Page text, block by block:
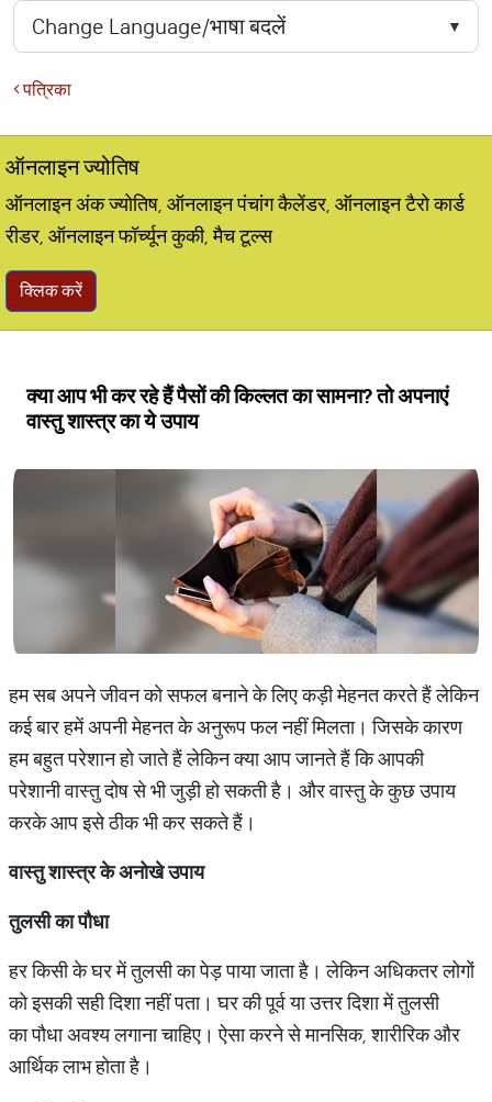
पत्रिका
ऑनलाइन ज्योतिष
ऑनलाइन अंक ज्योतिष, ऑनलाइन पंचांग कैलेंडर, ऑनलाइन टैरो कार्ड
रीडर, ऑनलाइन फॉर्च्यून कुकी, मैच टूल्स
क्लिक करें
क्या आप भी कर रहे हैं पैसों की किल्लत का सामना? तो अपनाएं
वास्तु शास्त्र का ये उपाय
हम सब अपने जीवन को सफल बनाने के लिए कड़ी मेहनत करते हैं लेकिन
कई बार हमें अपनी मेहनत के अनुरूप फल नहीं मिलता। जिसके कारण
हम बहुत परेशान हो जाते हैं लेकिन क्या आप जानते हैं कि आपकी
परेशानी वास्तु दोष से भी जुड़ी हो सकती है। और वास्तु के कुछ उपाय
करके आप इसे ठीक भी कर सकते हैं।
वास्तुशास्त्रकेअनोखेउपाय
तुलसीकापौधा
हर किसी के घर में तुलसी का पेड़ पाया जाता है। लेकिन अधिकतर लोगों
को इसकी सही दिशा नहीं पता। घर की पूर्व या उत्तर दिशा में तुलसी
का पौधा अवश्य लगाना चाहिए। ऐसा करने से मानसिक, शारीरिक और
आर्थिक लाभ होता है।